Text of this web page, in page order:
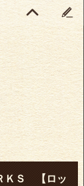
ＫＳ 【ロッ